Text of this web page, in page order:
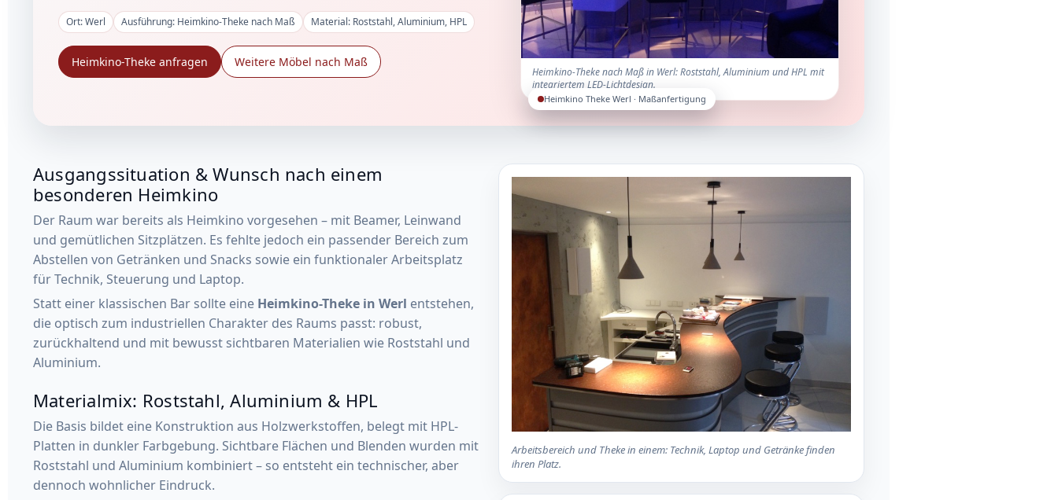
Ort: Werl Ausführung: Heimkino-Theke nach Maß Material: Roststahl, Aluminium, HPL
Heimkino-Theke anfragen Weitere Möbel nach Maß
Heimkino-Theke nach Maß in Werl: Roststahl, Aluminium und HPL mit
integriertem LED-Lichtdesign.
Heimkino Theke Werl · Maßanfertigung
Ausgangssituation & Wunsch nach einem
besonderen Heimkino
Der Raum war bereits als Heimkino vorgesehen – mit Beamer, Leinwand
und gemütlichen Sitzplätzen. Es fehlte jedoch ein passender Bereich zum
Abstellen von Getränken und Snacks sowie ein funktionaler Arbeitsplatz
für Technik, Steuerung und Laptop.
Statt einer klassischen Bar sollte eine Heimkino-Theke in Werl entstehen,
die optisch zum industriellen Charakter des Raums passt: robust,
zurückhaltend und mit bewusst sichtbaren Materialien wie Roststahl und
Aluminium.
Materialmix: Roststahl, Aluminium & HPL
Die Basis bildet eine Konstruktion aus Holzwerkstoffen, belegt mit HPL-
Platten in dunkler Farbgebung. Sichtbare Flächen und Blenden wurden mit
Roststahl und Aluminium kombiniert – so entsteht ein technischer, aber
dennoch wohnlicher Eindruck.
Arbeitsbereich und Theke in einem: Technik, Laptop und Getränke finden
ihren Platz.